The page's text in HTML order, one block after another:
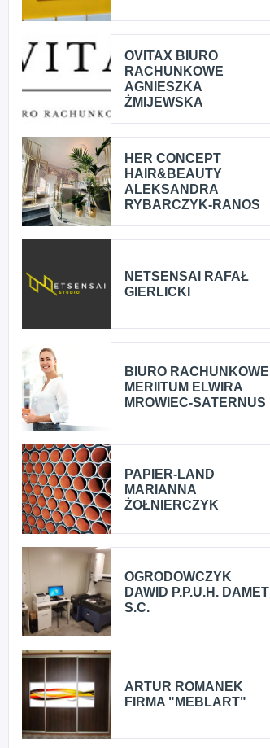
OVITAX BIURO
RACHUNKOWE
AGNIESZKA
ŻMIJEWSKA
HER CONCEPT
HAIR&BEAUTY
ALEKSANDRA
RYBARCZYK-RANOS
NETSENSAI RAFAŁ
GIERLICKI
BIURO RACHUNKOWE
MERIITUM ELWIRA
MROWIEC-SATERNUS
PAPIER-LAND
MARIANNA
ŻOŁNIERCZYK
OGRODOWCZYK
DAWID P.P.U.H. DAMET
S.C.
ARTUR ROMANEK
FIRMA "MEBLART"